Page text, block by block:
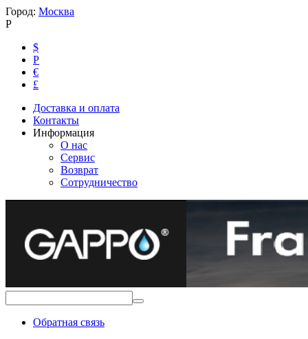
Город: Москва
Р
$
Р
€
£
Доставка и оплата
Контакты
Информация
О нас
Сервис
Возврат
Сотрудничество
Обратная связь